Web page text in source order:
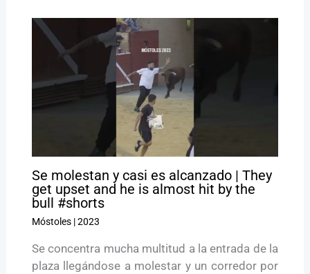
Se molestan y casi es alcanzado | They
get upset and he is almost hit by the
bull #shorts
Móstoles|2023
Se concentra mucha multitud a la entrada de la
plaza llegándose a molestar y un corredor por